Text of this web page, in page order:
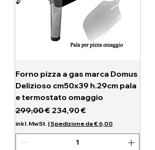
Forno pizza a gas marca Domus
Delizioso cm50x39 h.29cm pala
e termostato omaggio
Standardpreis
299,00 € Sale-Preis
234,90 €
inkl. MwSt. |Spedizione da € 6,00